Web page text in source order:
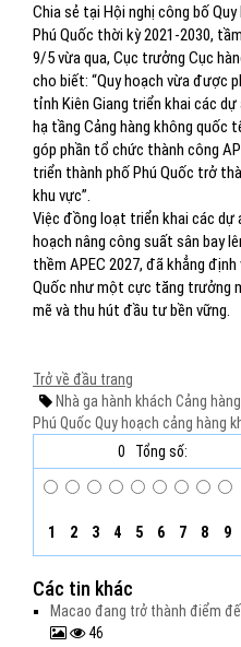
Chia sẻ tại Hội nghị công bố
Phú Quốc thời kỳ 2021-2030,
9/5 vừa qua, Cục trưởng Cục
cho biết: “Quy hoạch vừa được
tỉnh Kiên Giang triển khai các
hạ tầng Cảng hàng không quốc
góp phần tổ chức thành công
triển thành phố Phú Quốc trở
khu vực”.
Việc đồng loạt triển khai các
hoạch nâng công suất sân bay
thềm APEC 2027, đã khẳng
Quốc như một cực tăng trưởng
mẽ và thu hút đầu tư bền vững.
Trở về đầu trang
Nhà ga hành khách Cảng
Phú Quốc Quy hoạch cảng hàng
0
Tổng số:
1 2 3 4 5 6 7 8 9
Các tin khác
Macao đang trở thành điểm
46